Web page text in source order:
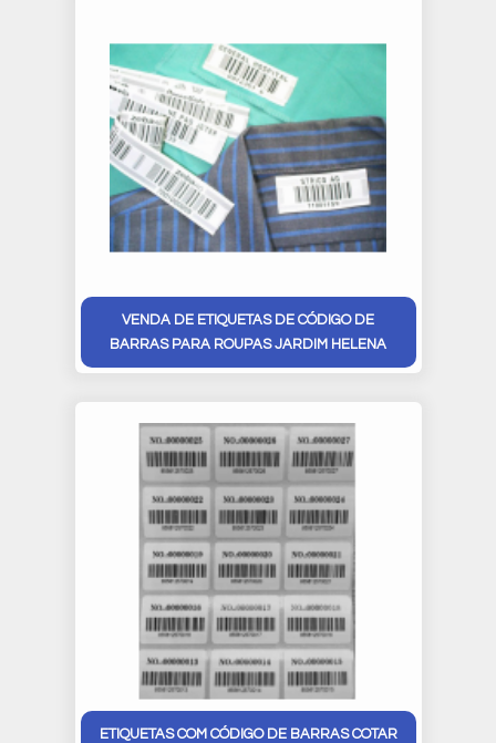
VENDA DE ETIQUETAS DE CÓDIGO DE
BARRAS PARA ROUPAS JARDIM HELENA
ETIQUETAS COM CÓDIGO DE BARRAS COTAR